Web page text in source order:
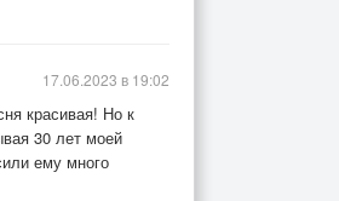
красивая! Но к
30 лет моей
ему много
17.06.2023 в 19:02